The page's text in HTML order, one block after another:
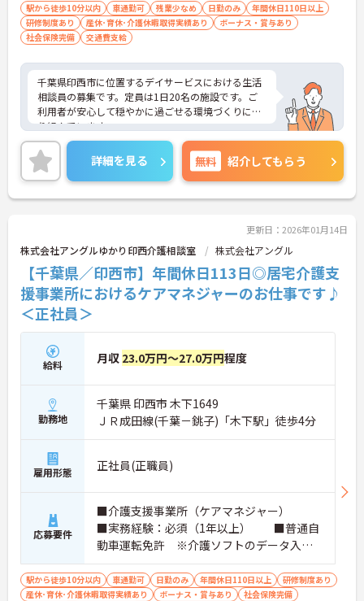
駅から徒歩10分以内 車通勤可 残業少なめ 日勤のみ
年間休日110日以上
研修制度あり
産休･育休･介護休暇取得実績あり
ボーナス・賞与あり
社会保険完備
交通費支給
千葉県印西市に位置するデイサービスにおける生活
相談員の募集です。定員は1日20名の施設です。ご
利用者が安心して穏やかに過ごせる環境づくりに取
り組んでいます。
年間休日は113日もあり、プライベートを大切にし
ながらご勤務いただけます。
ご興味のある方には、面接対策ポイントなど、さら
に詳細をお話しいたしますのでお気軽にご相談くだ
さい！
詳細を見る 無料 紹介してもらう
更新日：2026年01月14日
株式会社アングルゆかり印西介護相談室 株式会社アングル
【千葉県／印西市】年間休日113日◎居宅介護支
援事業所におけるケアマネジャーのお仕事です♪
＜正社員＞
給料 月収 23.0万円～27.0万円程度
勤務地
千葉県 印西市 木下1649
ＪＲ成田線(千葉－銚子)「木下駅」徒歩4分
雇用形態 正社員(正職員)
応募要件
■介護支援事業所（ケアマネジャー）
■実務経験：必須（1年以上） ■普通自
動車運転免許 ※介護ソフトのデータ入
力、文書作成ソフトに資料作成：できれば
尚可
駅から徒歩10分以内 車通勤可 日勤のみ 年間休日110日以上
研修制度あり
産休･育休･介護休暇取得実績あり
ボーナス・賞与あり
社会保険完備